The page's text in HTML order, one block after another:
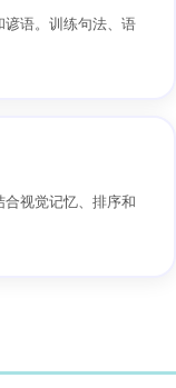
语。训练句法、语
视觉记忆、排序和